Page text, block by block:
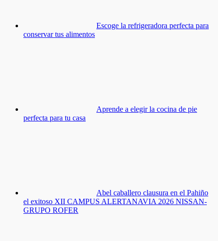
Escoge la refrigeradora perfecta para
conservar tus alimentos
Aprende a elegir la cocina de pie
perfecta para tu casa
Abel caballero clausura en el Pahiño
el exitoso XII CAMPUS ALERTANAVIA 2026 NISSAN-
GRUPO ROFER